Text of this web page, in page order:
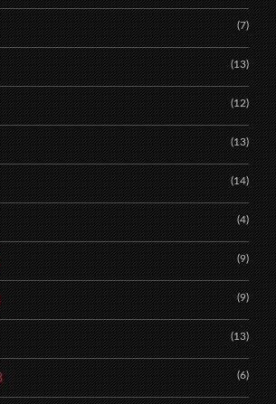
(7)
(13)
(12)
(13)
(14)
(4)
(9)
(9)
(13)
(6)